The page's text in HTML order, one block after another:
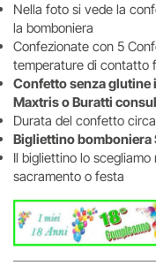
Nella foto si vede la
la bomboniera
Confezionate con 5
temperature di contatto
Confetto senza
Maxtris o Buratti
Durata del confetto
Bigliettino bomboniera
Il bigliettino lo
sacramento o festa